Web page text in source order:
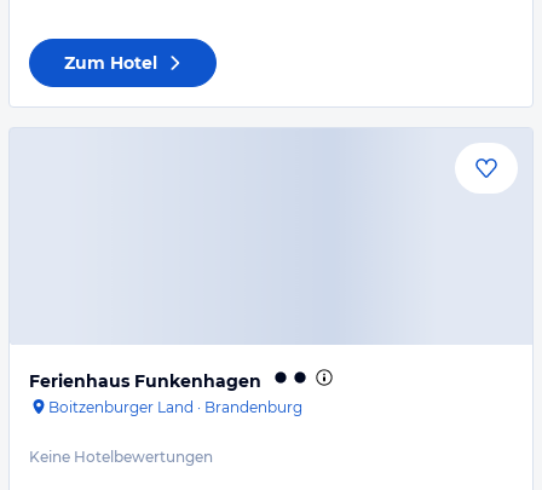
Zum Hotel
Ferienhaus Funkenhagen
Boitzenburger Land · Brandenburg
Keine Hotelbewertungen